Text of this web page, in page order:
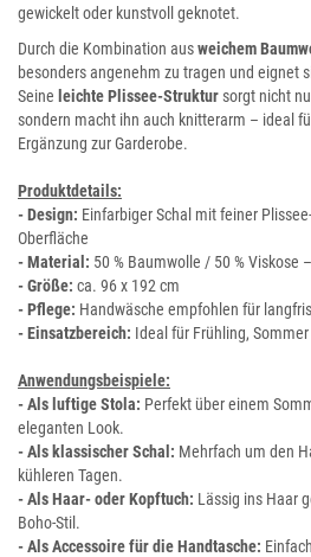
gewickelt oder kunstvoll geknotet.
Durch die Kombination ausweichem
besonders angenehm zu tragen und eignet
Seine leichte Plissee-Struktur sorgt nicht
sondern macht ihn auch knitterarm – ideal
Ergänzung zur Garderobe.
Produktdetails:
- Design: Einfarbiger Schal mit feiner
Oberfläche
- Material: 50 % Baumwolle / 50 % Viskose
- Größe: ca. 96 x 192 cm
- Pflege: Handwäsche empfohlen für
- Einsatzbereich: Ideal für Frühling,
Anwendungsbeispiele:
- Als luftige Stola: Perfekt über einem
eleganten Look.
- Als klassischer Schal: Mehrfach um den
kühleren Tagen.
- Als Haar- oder Kopftuch: Lässig ins Haar
Boho-Stil.
- Als Accessoire für die Handtasche: